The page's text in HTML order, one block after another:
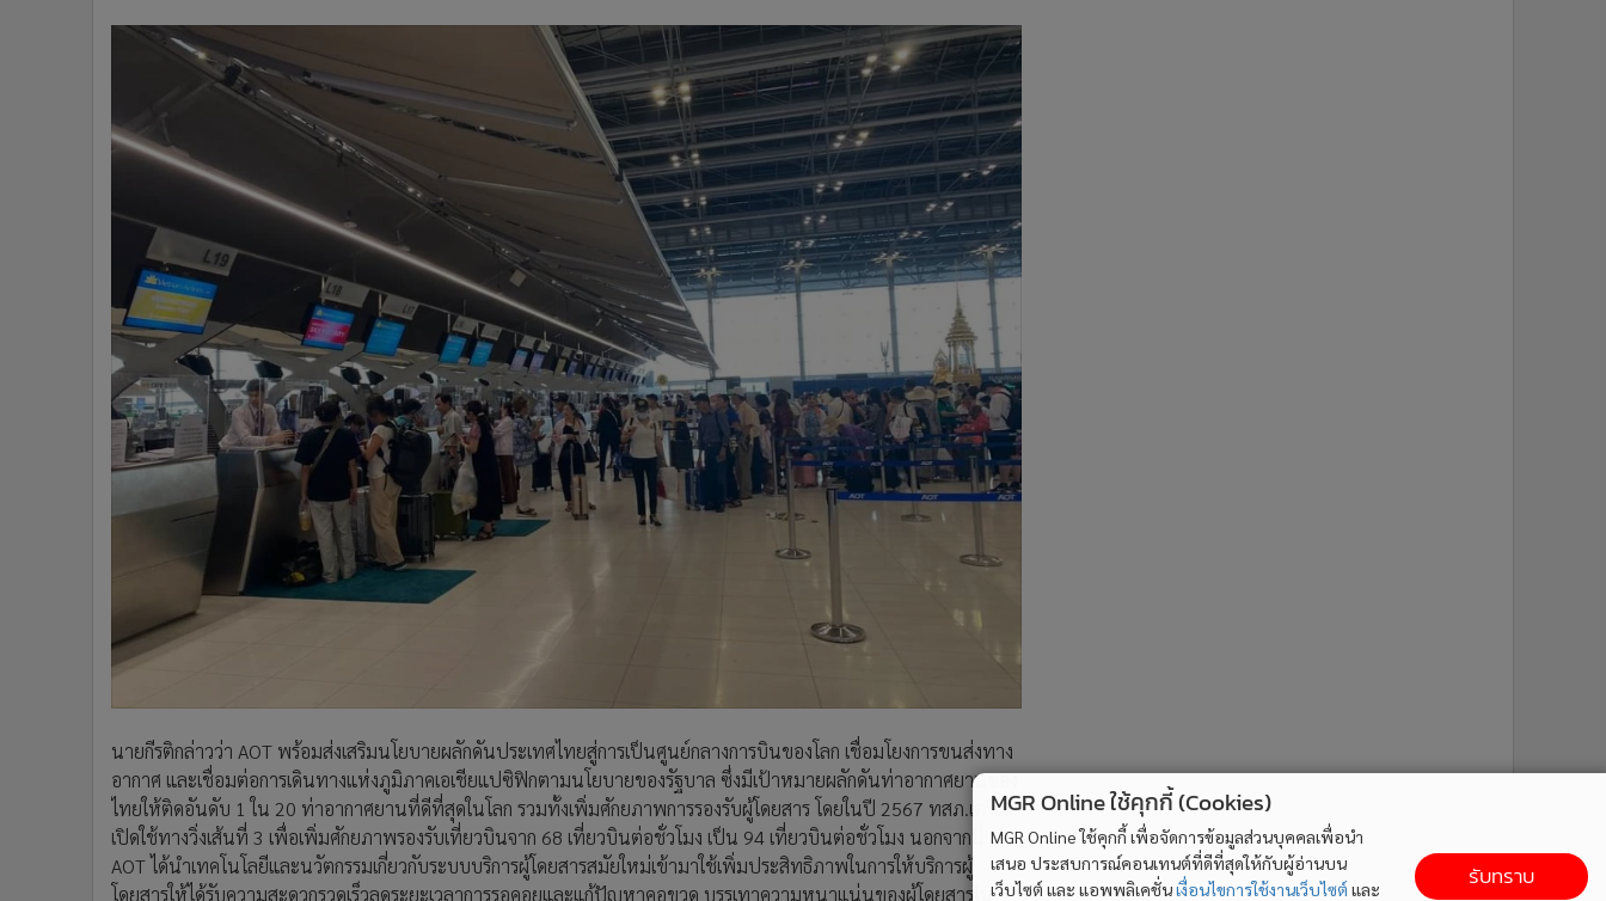
นายกีรติกล่าวว่า AOT พร้อมส่งเสริมนโยบายผลักดันประเทศไทยสู่การเป็นศูนย์กลางการบินของโลก เชื่อมโยงการขนส่งทาง
อากาศ และเชื่อมต่อการเดินทางแห่งภูมิภาคเอเชียแปซิฟิกตามนโยบายของรัฐบาล ซึ่งมีเป้าหมายผลักดันท่าอากาศยานของ
ไทยให้ติดอันดับ 1 ใน 20 ท่าอากาศยานที่ดีที่สุดในโลก รวมทั้งเพิ่มศักยภาพการรองรับผู้โดยสาร โดยในปี 2567 ทสภ.เตรียม
เปิดใช้ทางวิ่งเส้นที่ 3 เพื่อเพิ่มศักยภาพรองรับเที่ยวบินจาก 68 เที่ยวบินต่อชั่วโมง เป็น 94 เที่ยวบินต่อชั่วโมง นอกจากนี้
AOT ได้นำเทคโนโลยีและนวัตกรรมเกี่ยวกับระบบบริการผู้โดยสารสมัยใหม่เข้ามาใช้เพิ่มประสิทธิภาพในการให้บริการผู้
โดยสารให้ได้รับความสะดวกรวดเร็วลดระยะเวลาการรอคอยและแก้ปัญหาคอขวด บรรเทาความหนาแน่นของผู้โดยสารใน
MGR Online ใช้คุกกี้ (Cookies)
MGR Online ใช้คุกกี้ เพื่อจัดการข้อมูลส่วนบุคคลเพื่อนำ
เสนอ ประสบการณ์คอนเทนต์ที่ดีที่สุดให้กับผู้อ่านบน
เว็บไซต์ และ แอพพลิเคชั่นเงื่อนไขการใช้งานเว็บไซต์ และ รับทราบ